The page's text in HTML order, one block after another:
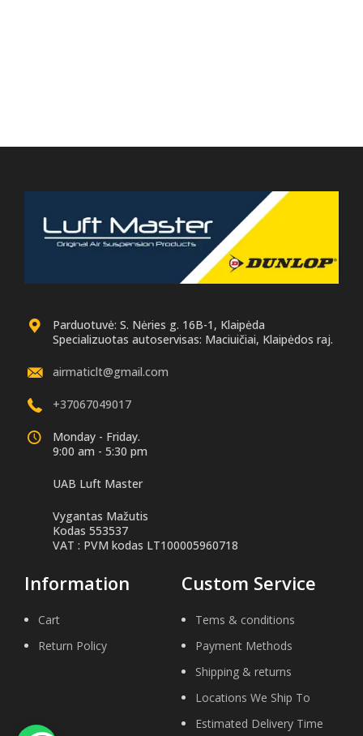
Parduotuvė: S. Nėries g. 16B-1, Klaipėda
Specializuotas autoservisas: Maciuičiai, Klaipėdos raj.
airmaticlt@gmail.com
+37067049017
Monday - Friday.
9:00 am - 5:30 pm
UAB Luft Master
Vygantas Mažutis
Kodas 553537
VAT : PVM kodas LT100005960718
Information
Cart
Return Policy
Custom Service
Tems & conditions
Payment Methods
Shipping & returns
Locations We Ship To
Estimated Delivery Time